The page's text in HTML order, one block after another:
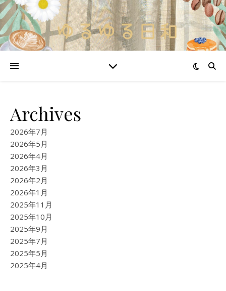
Archives
2026年7月
2026年5月
2026年4月
2026年3月
2026年2月
2026年1月
2025年11月
2025年10月
2025年9月
2025年7月
2025年5月
2025年4月